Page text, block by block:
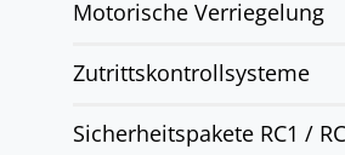
Motorische Verriegelung
Zutrittskontrollsysteme
Sicherheitspakete RC1 /